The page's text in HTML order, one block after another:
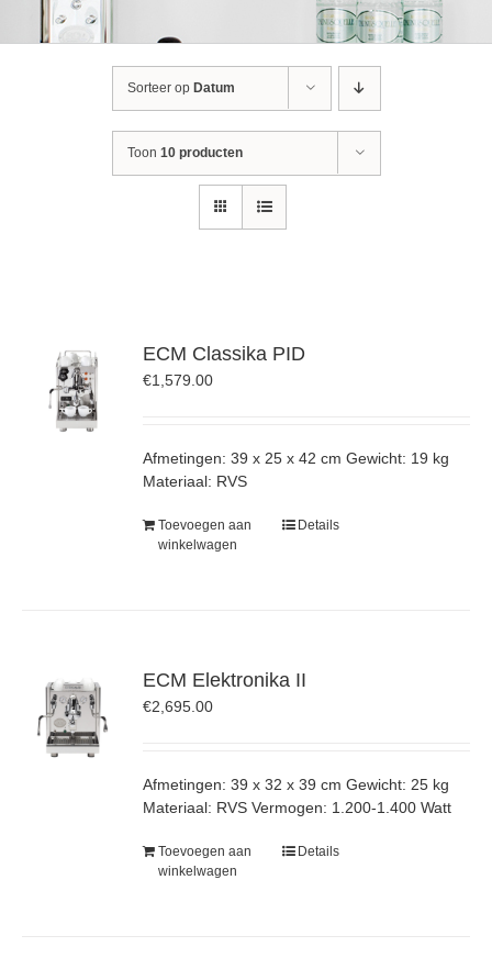
Sorteer op Datum
Toon 10 producten
ECM Classika PID
€1,579.00
Afmetingen: 39 x 25 x 42 cm Gewicht: 19 kg
Materiaal: RVS
Toevoegen aan
winkelwagen
Details
ECM Elektronika II
€2,695.00
Afmetingen: 39 x 32 x 39 cm Gewicht: 25 kg
Materiaal: RVS Vermogen: 1.200-1.400 Watt
Toevoegen aan
winkelwagen
Details